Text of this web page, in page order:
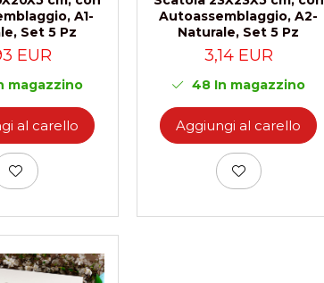
A1-
Set 5 Pz
EUR
magazzino
al carello
Autoassemblaggio, A2-
Naturale, Set 5 Pz
3,14 EUR
48 In magazzino
Aggiungi al carello